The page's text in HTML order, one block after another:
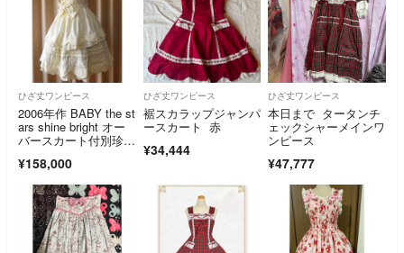
ひざ丈ワンピース
2006年作 BABY the st
ars shine bright オー
バースカート付別珍ジ
¥158,000
ひざ丈ワンピース
裾スカラップジャンパ
ースカート 赤
¥34,444
ひざ丈ワンピース
本日まで タータンチ
ェックシャーメインワ
ンピース
¥47,777